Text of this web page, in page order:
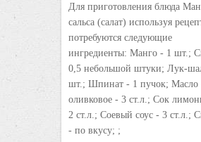
Для приготовления блюда
сальса (салат) используя
потребуются следующие
ингредиенты: Манго - 1 шт.;
0,5 небольшой штуки; Лук-
шт.; Шпинат - 1 пучок; Масло
оливковое - 3 ст.л.; Сок
2 ст.л.; Соевый соус - 3 ст.л.;
- по вкусу; ;